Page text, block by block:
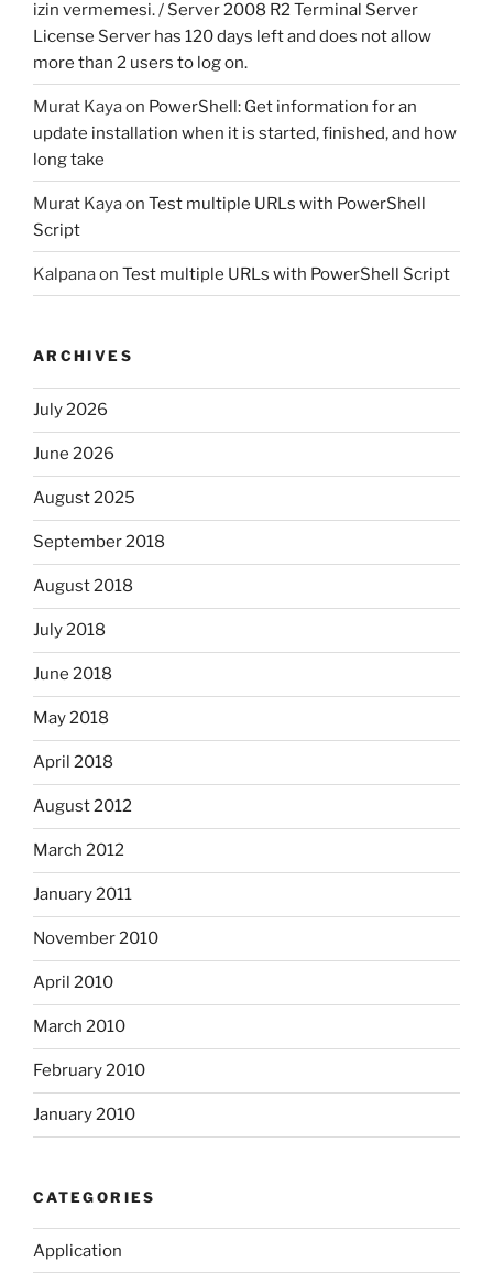
izin vermemesi. / Server 2008 R2 Terminal Server
License Server has 120 days left and does not allow
more than 2 users to log on.
Murat Kayaon PowerShell: Get information for an
update installation when it is started, finished, and how
long take
Murat Kayaon Test multiple URLs with PowerShell
Script
Kalpanaon Test multiple URLs with PowerShell Script
ARCHIVES
July 2026
June 2026
August 2025
September 2018
August 2018
July 2018
June 2018
May 2018
April 2018
August 2012
March 2012
January 2011
November 2010
April 2010
March 2010
February 2010
January 2010
CATEGORIES
Application